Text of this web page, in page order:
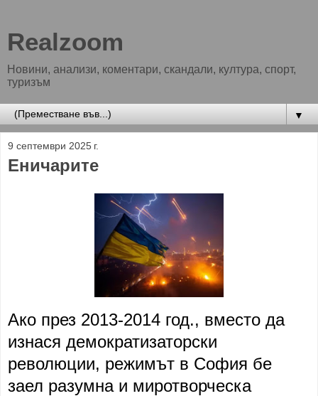
Realzoom
Новини, анализи, коментари, скандали, култура, спорт,
туризъм
▼
9 септември 2025 г.
Еничарите
Ако през 2013-2014 год., вместо да
изнася демократизаторски
революции, режимът в София бе
заел разумна и миротворческа